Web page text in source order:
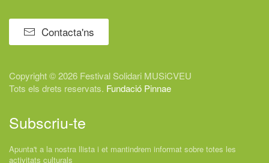
Contacta'ns
Copyright © 2026 Festival Solidari MUSiCVEU
Tots els drets reservats. Fundació Pinnae
Subscriu-te
Apunta't a la nostra llista i et mantindrem informat sobre totes les
activitats culturals